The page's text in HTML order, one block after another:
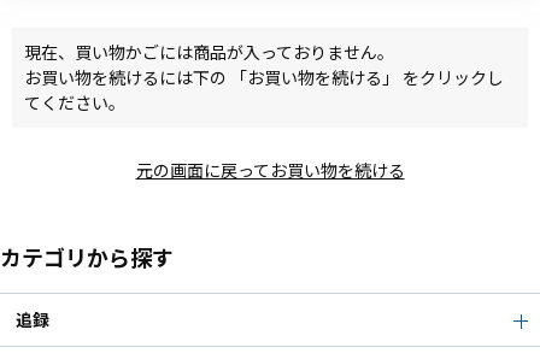
現在、買い物かごには商品が入っておりません。
お買い物を続けるには下の 「お買い物を続ける」 をクリックし
てください。
元の画面に戻ってお買い物を続ける
カテゴリから探す
追録